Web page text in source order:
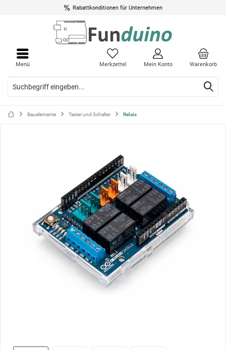
Rabattkonditionen für Unternehmen
Warenkorb
Merkzettel Mein Konto
Menü
Bauelemente Taster und Schalter Relais